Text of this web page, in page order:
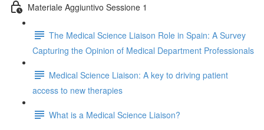
Materiale Aggiuntivo Sessione 1
The Medical Science Liaison Role in Spain: A Survey
Capturing the Opinion of Medical Department Professionals
Medical Science Liaison: A key to driving patient
access to new therapies
What is a Medical Science Liaison?